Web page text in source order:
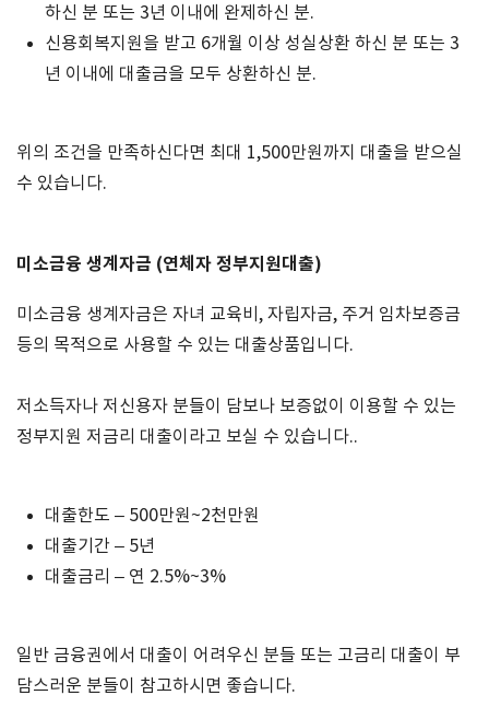
하신 분 또는 3년 이내에 완제하신 분.
신용회복지원을 받고 6개월 이상 성실상환 하신 분 또는 3
년 이내에 대출금을 모두 상환하신 분.
위의 조건을 만족하신다면 최대 1,500만원까지 대출을 받으실
수 있습니다.
미소금융 생계자금 (연체자 정부지원대출)
미소금융 생계자금은 자녀 교육비 , 자립자금, 주거 임차보증금
등의 목적으로 사용할 수 있는 대출상품입니다.
저소득자나 저신용자 분들이 담보나 보증없이 이용할 수 있는
정부지원 저금리 대출이라고 보실 수 있습니다..
대출한도 – 500만원~2천만원
대출기간 – 5년
대출금리 – 연 2.5%~3%
일반 금융권에서 대출이 어려우신 분들 또는 고금리 대출이 부
담스러운 분들이 참고하시면 좋습니다.